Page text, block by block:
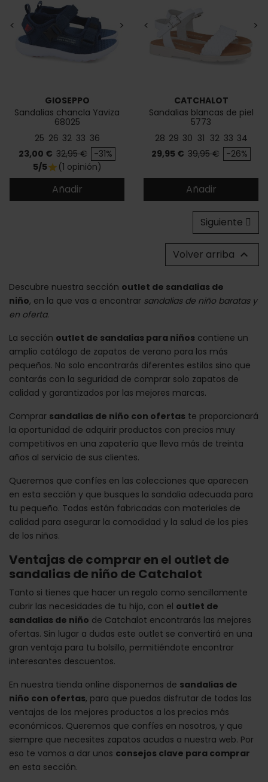
< >
GIOSEPPO
Sandalias chancla Yaviza
68025
25 26 32 33 36
Precio
23,00 € Precio base
32,95 € -31%
5/5star (1 opinión)
Añadir
< >
CATCHALOT
Sandalias blancas de piel
5773
28 29 30 31 32 33 34
Precio
29,95 € Precio base
39,95 € -26%
Añadir
Siguiente
Volver arriba 
Descubre nuestra sección outlet de sandalias de
niño, en la que vas a encontrar sandalias de niño baratas y
en oferta.
La sección outlet de sandalias para niños contiene un
amplio catálogo de zapatos de verano para los más
pequeños. No solo encontrarás diferentes estilos sino que
contarás con la seguridad de comprar solo zapatos de
calidad y garantizados por las mejores marcas.
Comprar sandalias de niño con ofertas te proporcionará
la oportunidad de adquirir productos con precios muy
competitivos en una zapatería que lleva más de treinta
años al servicio de sus clientes.
Queremos que confíes en las colecciones que aparecen
en esta sección y que busques la sandalia adecuada para
tu pequeño. Todas están fabricadas con materiales de
calidad para asegurar la comodidad y la salud de los pies
de los niños.
Ventajas de comprar en el outlet de
sandalias de niño de Catchalot
Tanto si tienes que hacer un regalo como sencillamente
cubrir las necesidades de tu hijo, con el outlet de
sandalias de niño de Catchalot encontrarás las mejores
ofertas. Sin lugar a dudas este outlet se convertirá en una
gran ventaja para tu bolsillo, permitiéndote encontrar
interesantes descuentos.
En nuestra tienda online disponemos de sandalias de
niño con ofertas, para que puedas disfrutar de todas las
ventajas de los mejores productos a los precios más
económicos. Queremos que confíes en nosotros, y que
siempre que necesites zapatos acudas a nuestra web. Por
eso te vamos a dar unos consejos clave para comprar
en esta sección.